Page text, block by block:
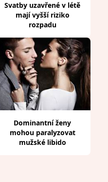
Svatby uzavřené v létě
mají vyšší riziko
rozpadu
Dominantní ženy
mohou paralyzovat
mužské libido